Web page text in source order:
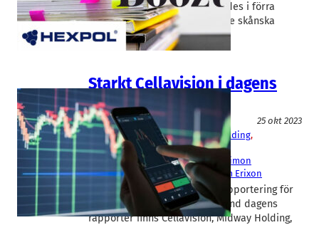
kvartalsrapporten presenterades i förra
veckan. Rapidus samlar upp de skånska
storbolagsrapporterna.
Starkt Cellavision i dagens
rapportflod
Fakta
25 okt 2023
Alfa Laval
CellaVision, Midway Holding
Sparbanken Skåne, Swedencare
Håkan Lagerberg
, Rasmus Roos
Simon
Østergaard
Sverker Lindberg , Tom Erixon
Säsongen för börsbolagens rapportering för
årets tredje kvartal är här. Bland dagens
rapporter finns Cellavision, Midway Holding,